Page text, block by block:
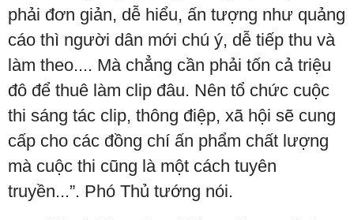
phải đơn giản, dễ hiểu, ấn tượng như quảng
cáo thì người dân mới chú ý, dễ tiếp thu và
làm theo.... Mà chẳng cần phải tốn cả triệu
đô để thuê làm clip đâu. Nên tổ chức cuộc
thi sáng tác clip, thông điệp, xã hội sẽ cung
cấp cho các đồng chí ấn phẩm chất lượng
mà cuộc thi cũng là một cách tuyên
truyền...”. Phó Thủ tướng nói.